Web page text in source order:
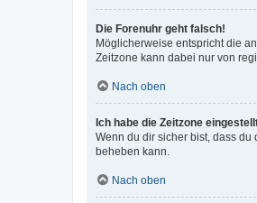
Die Forenuhr geht falsch!
Möglicherweise entspricht die
Zeitzone kann dabei nur von
Nach oben
Ich habe die Zeitzone
Wenn du dir sicher bist, dass du
beheben kann.
Nach oben